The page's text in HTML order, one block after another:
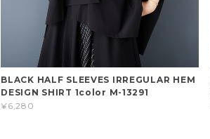
BLACK HALF SLEEVES IRREGULAR HEM
DESIGN SHIRT 1color M-13291
¥6,280